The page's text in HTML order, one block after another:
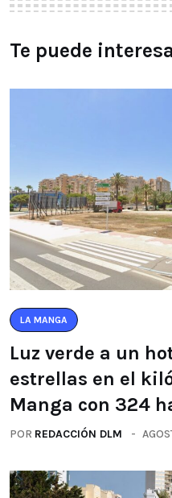
Te puede
LA MANGA
Luz verde a un
estrellas en el
Manga con 324
POR REDACCIÓN DLM